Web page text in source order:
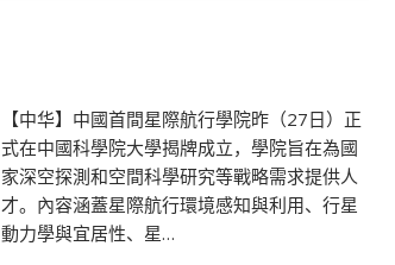
【中华】中國首間星際航行學院昨（27日）正
式在中國科學院大學揭牌成立，學院旨在為國
家深空探測和空間科學研究等戰略需求提供人
才。內容涵蓋星際航行環境感知與利用、行星
動力學與宜居性、星…